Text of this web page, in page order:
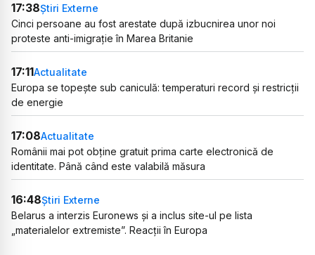
17:38Știri Externe
Cinci persoane au fost arestate după izbucnirea unor noi
proteste anti-imigrație în Marea Britanie
17:11Actualitate
Europa se topește sub caniculă: temperaturi record și restricții
de energie
17:08Actualitate
Românii mai pot obține gratuit prima carte electronică de
identitate. Până când este valabilă măsura
16:48Știri Externe
Belarus a interzis Euronews și a inclus site-ul pe lista
„materialelor extremiste”. Reacții în Europa